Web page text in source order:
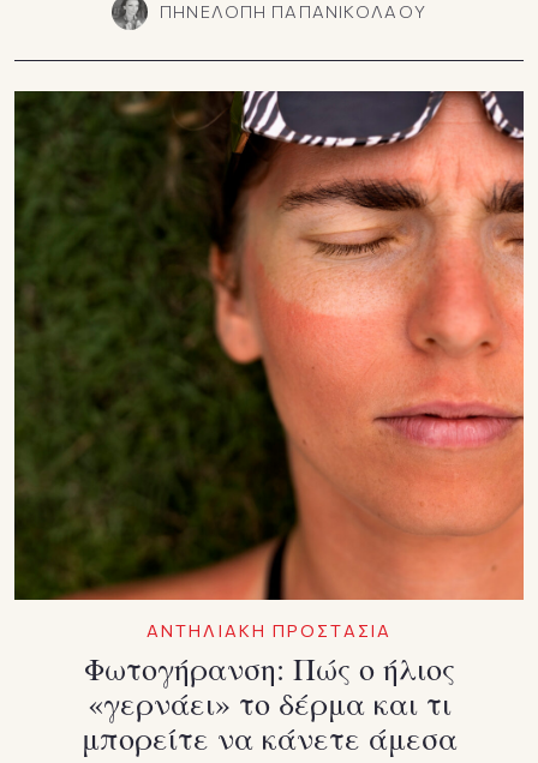
ΠΗΝΕΛΟΠΗ ΠΑΠΑΝΙΚΟΛΑΟΥ
ΑΝΤΗΛΙΑΚΗ ΠΡΟΣΤΑΣΙΑ
Φωτογήρανση: Πώς ο ήλιος
«γερνάει» το δέρμα και τι
μπορείτε να κάνετε άμεσα